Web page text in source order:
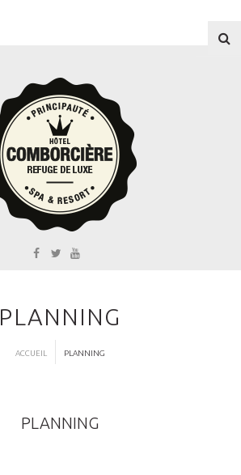
PLANNING
ACCUEIL PLANNING
PLANNING